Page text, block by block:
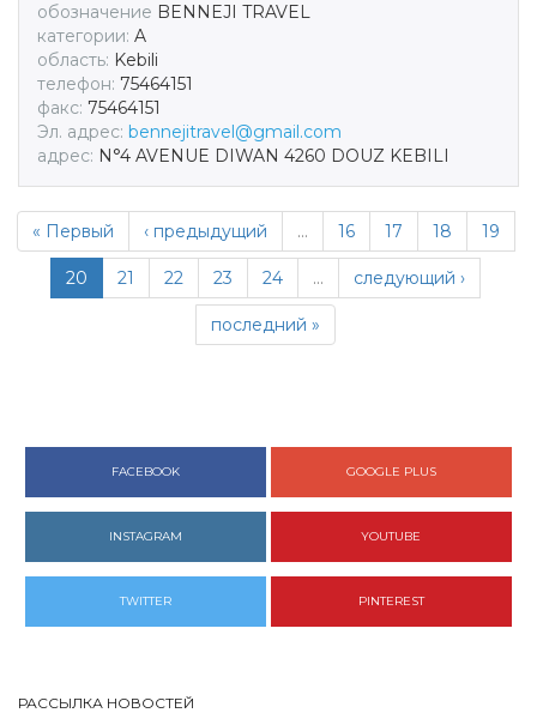
обозначение BENNEJI TRAVEL
категории: A
область: Kebili
телефон: 75464151
факс: 75464151
Эл. адрес: bennejitravel@gmail.com
адрес: N°4 AVENUE DIWAN 4260 DOUZ KEBILI
« Первый ‹ предыдущий … 16 17 18 19
20 21 22 23 24 … следующий ›
последний »
FACEBOOK GOOGLE PLUS
INSTAGRAM YOUTUBE
TWITTER PINTEREST
РАССЫЛКА НОВОСТЕЙ